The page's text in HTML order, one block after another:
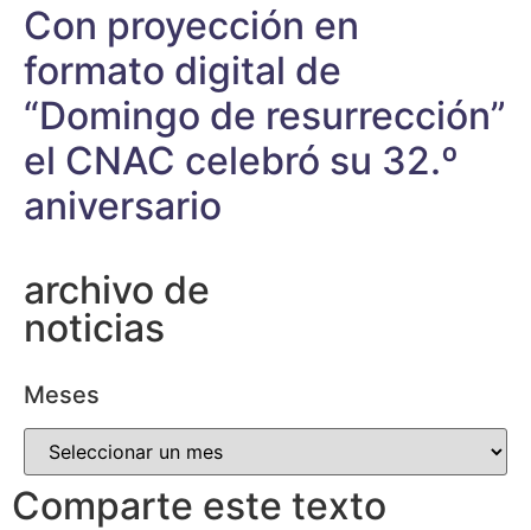
Con proyección en
formato digital de
“Domingo de resurrección”
el CNAC celebró su 32.º
aniversario
archivo de
noticias
Meses
Comparte este texto